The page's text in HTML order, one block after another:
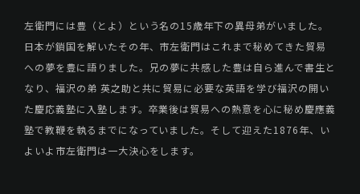
左衛門には豊（とよ）という名の15歳年下の異母弟がいました。
日本が鎖国を解いたその年、市左衛門はこれまで秘めてきた貿易
への夢を豊に語りました。兄の夢に共感した豊は自ら進んで書生と
なり、福沢の弟 英之助と共に貿易に必要な英語を学び福沢の開い
た慶応義塾に入塾します。卒業後は貿易への熱意を心に秘め慶應義
塾で教鞭を執るまでになっていました。そして迎えた1876年、い
よいよ市左衛門は一大決心をします。